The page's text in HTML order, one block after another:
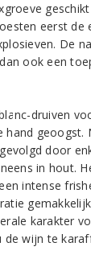
eerst de
De
ook een
druiven
hand geoogst.
door
in hout.
intense
karakter
de wijn te